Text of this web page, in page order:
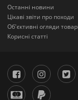
Останнi новини
Цікаві звіти про походи
Об'єктивні огляди
Корисні статті